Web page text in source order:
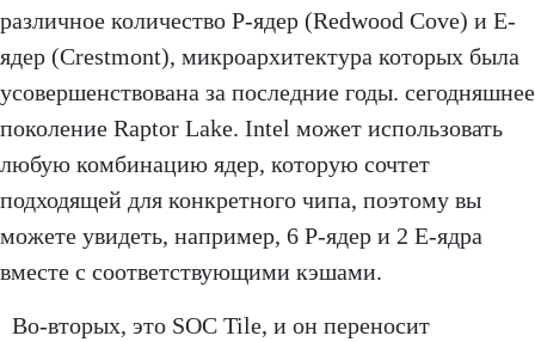
различное количество P-ядер (Redwood Cove) и E-
ядер (Crestmont), микроархитектура которых была
усовершенствована за последние годы. сегодняшнее
поколение Raptor Lake. Intel может использовать
любую комбинацию ядер, которую сочтет
подходящей для конкретного чипа, поэтому вы
можете увидеть, например, 6 P-ядер и 2 E-ядра
вместе с соответствующими кэшами.
Во-вторых, это SOC Tile, и он переносит